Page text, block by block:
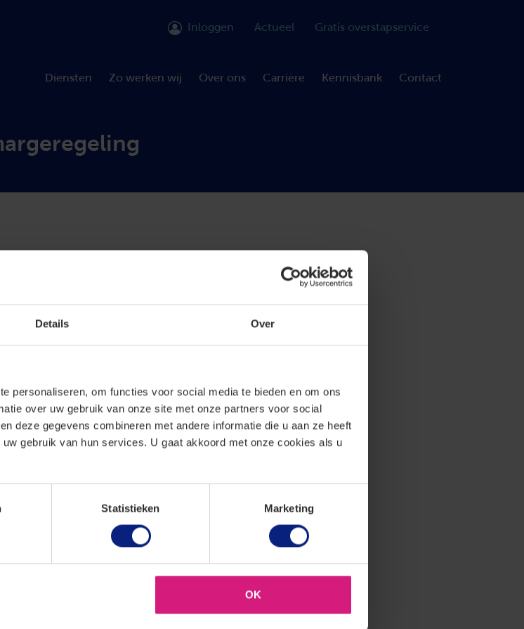
Details Over
personaliseren, om functies voor social media te bieden en om ons
over uw gebruik van onze site met onze partners voor social
deze gegevens combineren met andere informatie die u aan ze heeft
gebruik van hun services. U gaat akkoord met onze cookies als u
Statistieken Marketing
OK
Inloggen Actueel Gratis overstapservice
Diensten Zo werken wij Over ons Carrière Kennisbank Contact
Gebruikte goederen zijn roerende zaken, die
na herstelling.
die worden verkocht voor onderdelen terwijl
gebruikte goederen. Dat betekent dat de
Voorwaarde is dat de wrakken onderdelen
Deze onderdelen moeten hun originele
het Hof van Justitie EU is verder vereist dat de
vernietigd of om tot een ander voorwerp te
en het verkochte goed identiek zijn. Dat arrest
daarom niet als gebruikte goederen konden worden